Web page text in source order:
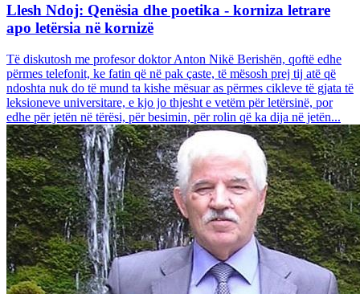
Llesh Ndoj: Qenësia dhe poetika - korniza letrare
apo letërsia në kornizë
Të diskutosh me profesor doktor Anton Nikë Berishën, qoftë edhe
përmes telefonit, ke fatin që në pak çaste, të mësosh prej tij atë që
ndoshta nuk do të mund ta kishe mësuar as përmes cikleve të gjata të
leksioneve universitare, e kjo jo thjesht e vetëm për letërsinë, por
edhe për jetën në tërësi, për besimin, për rolin që ka dija në jetën...